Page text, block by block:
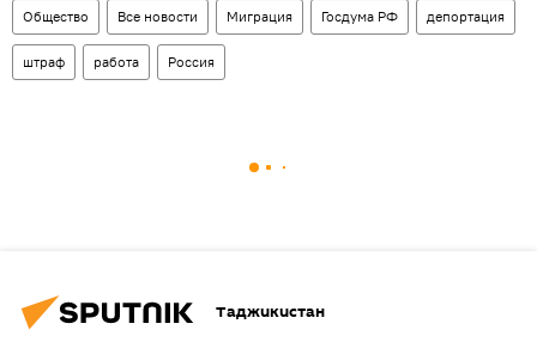
Общество Все новости Миграция Госдума РФ депортация
штраф работа Россия
Таджикистан